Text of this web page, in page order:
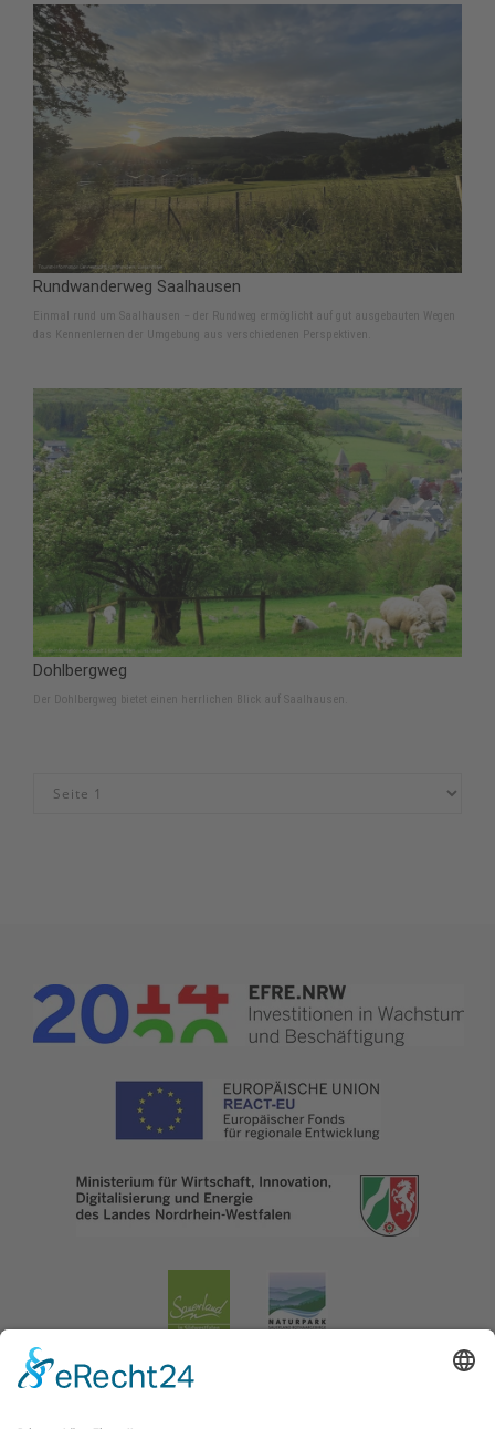
Rundwanderweg Saalhausen
Einmal rund um Saalhausen – der Rundweg ermöglicht auf gut ausgebauten Wegen
das Kennenlernen der Umgebung aus verschiedenen Perspektiven.
Dohlbergweg
Der Dohlbergweg bietet einen herrlichen Blick auf Saalhausen.